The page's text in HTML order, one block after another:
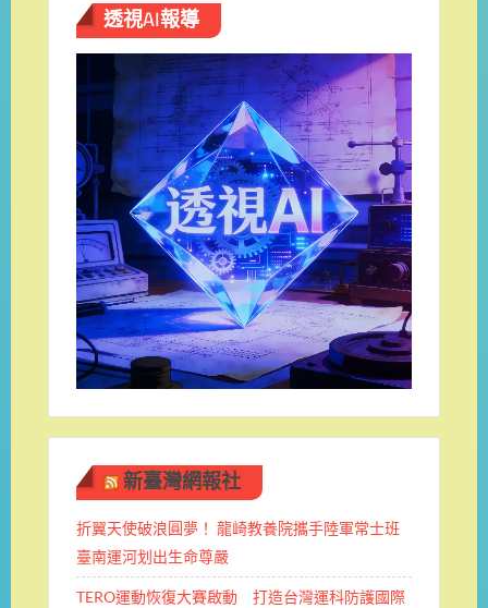
透視AI報導
新臺灣網報社
折翼天使破浪圓夢！ 龍崎教養院攜手陸軍常士班 ​
臺南運河划出生命尊嚴
TERO運動恢復大賽啟動 打造台灣運科防護國際